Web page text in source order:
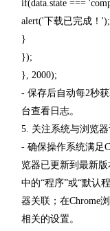
if(data.state ===
alert('下载已完成！');
}
});
}, 2000);
- 保存后自动每2秒
台查看日志。
5. 关注系统与浏览
- 确保操作系统满足
览器已更新到最新
中的“程序”或“默认
器关联；在Chrome
相关的设置。